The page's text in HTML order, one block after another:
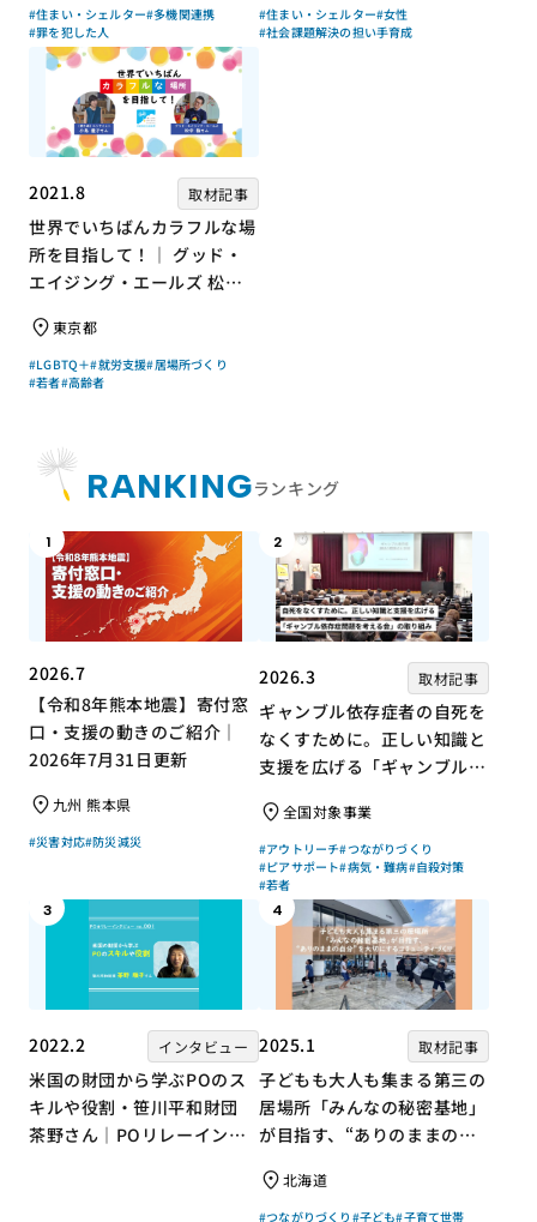
#住まい・シェルター#多機関連携
#罪を犯した人
#住まい・シェルター#女性
#社会課題解決の担い手育成
2021.8 取材記事
世界でいちばんカラフルな場
所を目指して！｜ グッド・
エイジング・エールズ 松中
慶子さん【聞き手】
東京都
#LGBTQ＋#就労支援#居場所づくり
#若者#高齢者
RANKINGランキング
1
2026.7
【令和8年熊本地震】寄付窓
口・支援の動きのご紹介｜
2026年7月31日更新
九州 熊本県
#災害対応#防災減災
2
2026.3 取材記事
ギャンブル依存症者の自死を
なくすために。正しい知識と
支援を広げる「ギャンブル依
組み全国対象事業
#アウトリーチ#つながりづくり
#ピアサポート#病気・難病#自殺対策
#若者
3
2022.2 インタビュー
米国の財団から学ぶPOのス
キルや役割・笹川平和財団
茶野さん｜POリレーインタ
4
2025.1 取材記事
子どもも大人も集まる第三の
居場所「みんなの秘密基地」
が目指す、“ありのままの自
ィづくり
北海道
#つながりづくり #子ども#子育て世帯